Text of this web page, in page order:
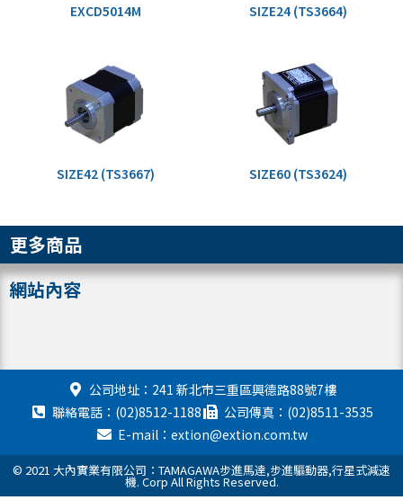
EXCD5014M SIZE24 (TS3664)
SIZE42 (TS3667) SIZE60 (TS3624)
更多商品
網站內容
公司地址：241 新北市三重區興德路88號7樓
聯絡電話：(02)8512-1188
公司傳真：(02)8511-3535
E-mail：extion@extion.com.tw
© 2021 大內實業有限公司：TAMAGAWA步進馬達,步進驅動器,行星式減速
機. Corp All Rights Reserved.